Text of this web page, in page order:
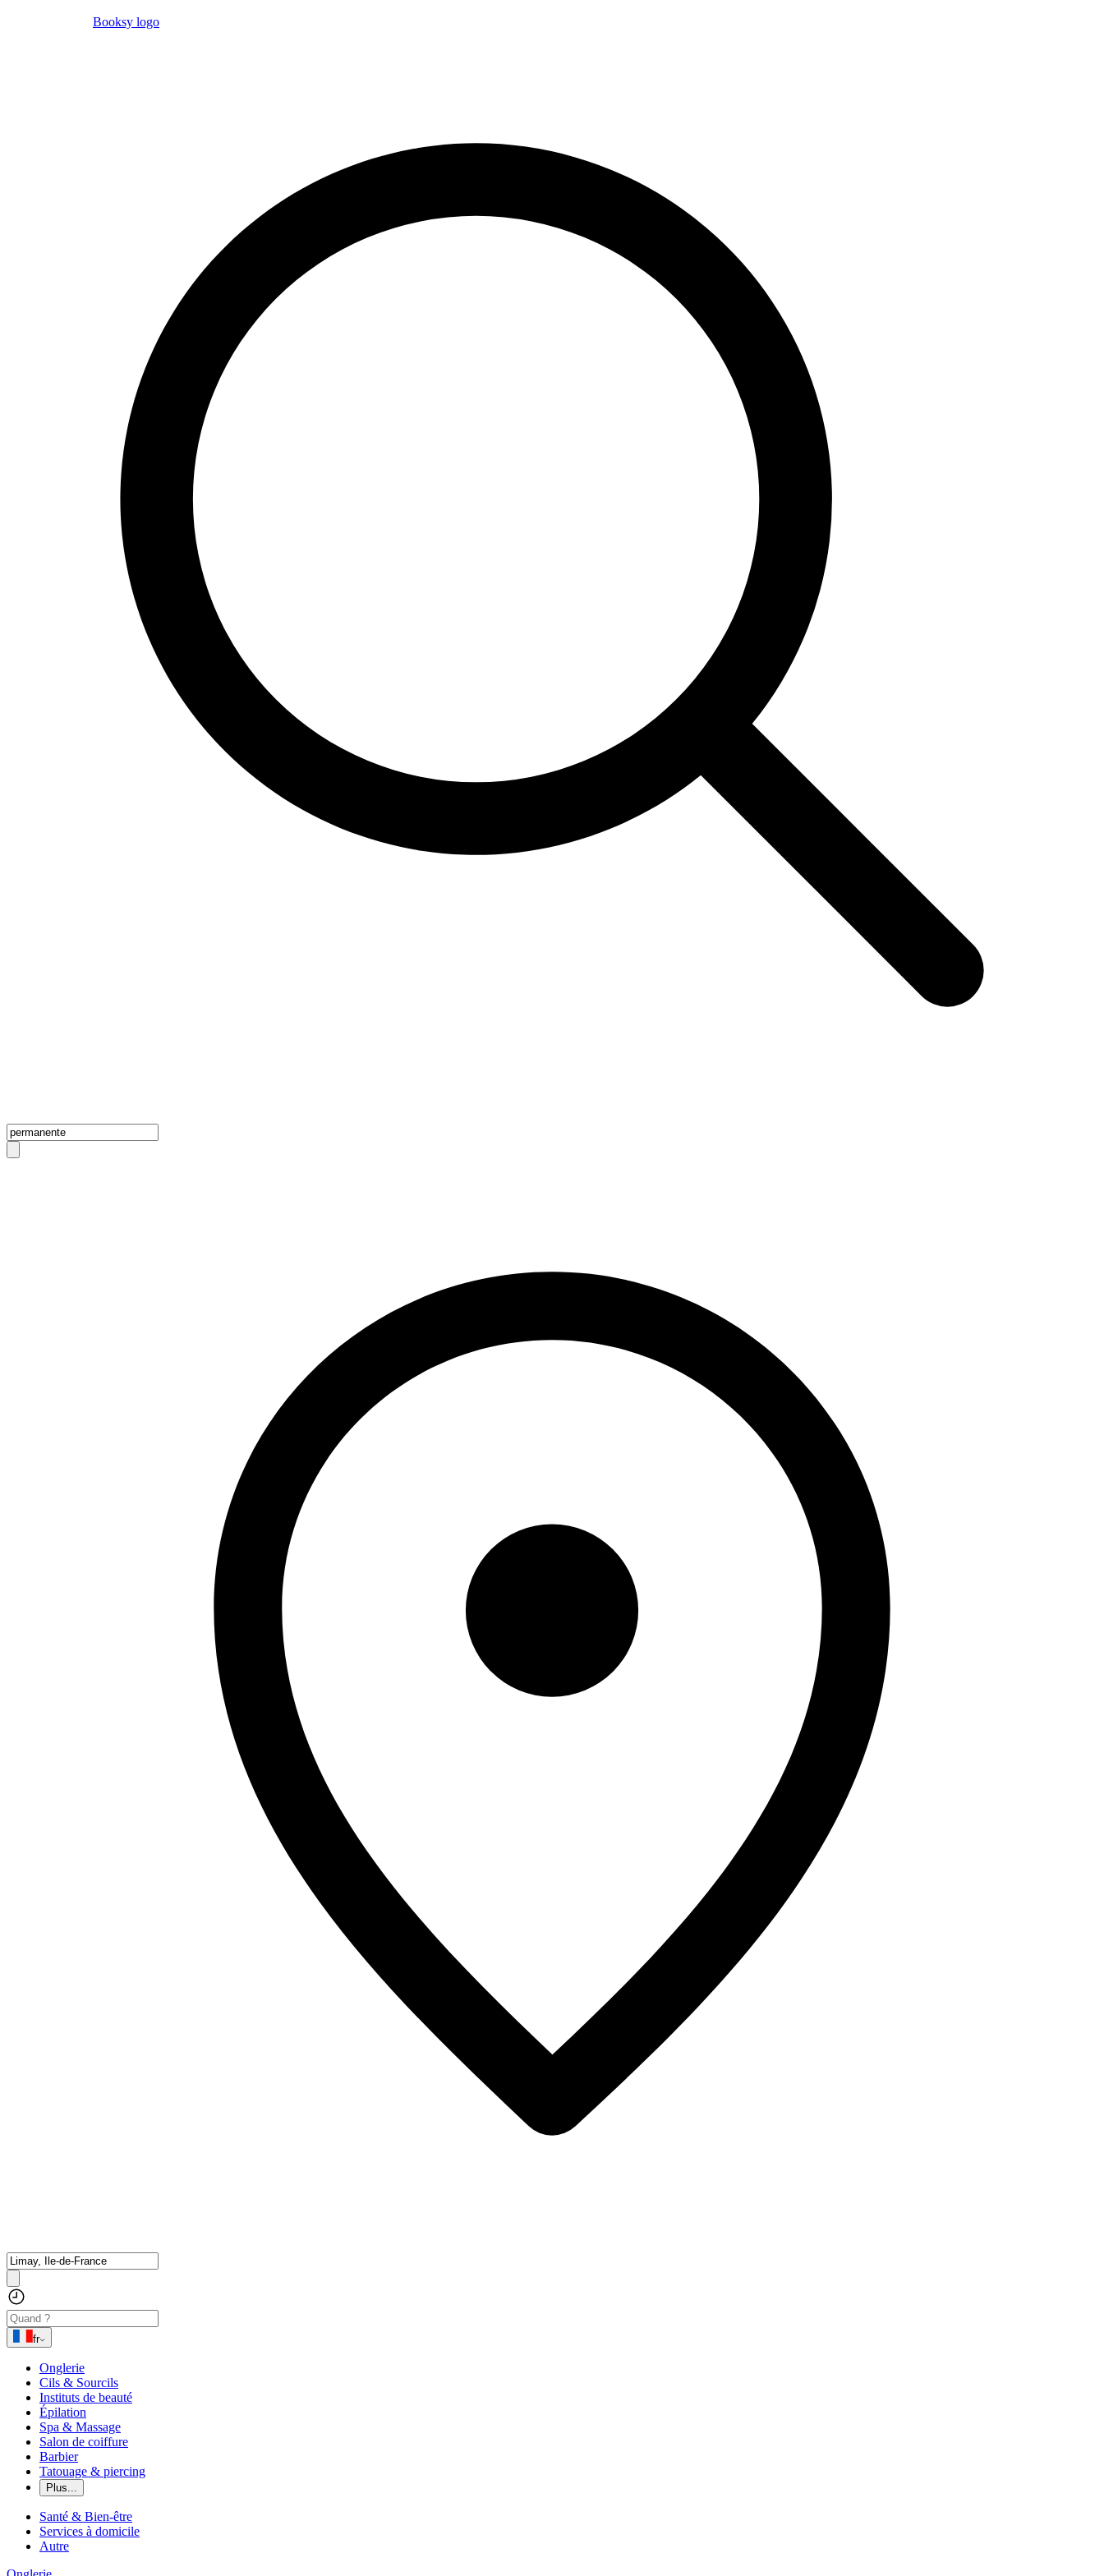
Booksy logo
fr
Onglerie
Cils & Sourcils
Instituts de beauté
Épilation
Spa & Massage
Salon de coiffure
Barbier
Tatouage & piercing
Plus...
Santé & Bien-être
Services à domicile
Autre